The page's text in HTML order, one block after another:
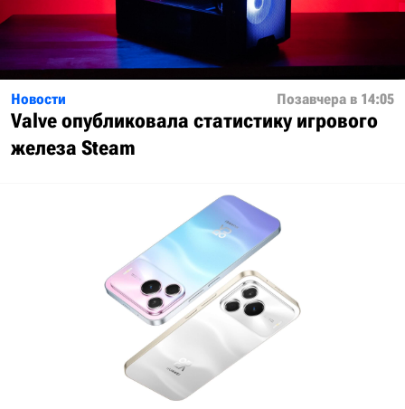
Новости Позавчера в 14:05
Valve опубликовала статистику игрового
железа Steam